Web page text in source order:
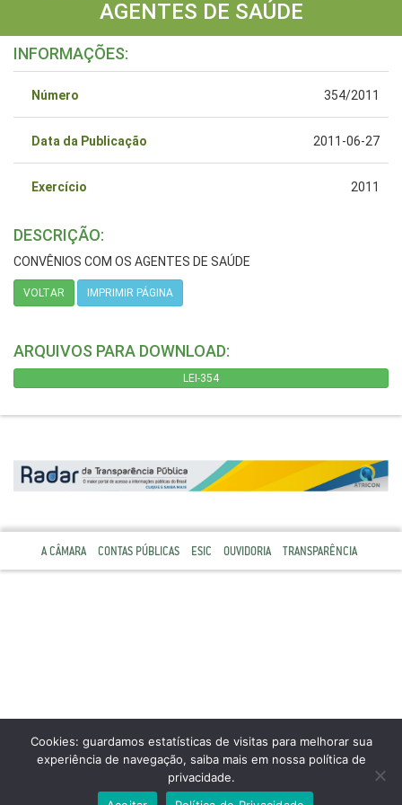
AGENTES DE SAÚDE
INFORMAÇÕES:
Número 354/2011
Data da Publicação 2011-06-27
Exercício 2011
DESCRIÇÃO:
CONVÊNIOS COM OS AGENTES DE SAÚDE
VOLTAR IMPRIMIR PÁGINA
ARQUIVOS PARA DOWNLOAD:
LEI-354
A CÂMARA CONTAS PÚBLICAS ESIC OUVIDORIA TRANSPARÊNCIA
Cookies: guardamos estatísticas de visitas para melhorar sua
experiência de navegação, saiba mais em nossa política de
privacidade.